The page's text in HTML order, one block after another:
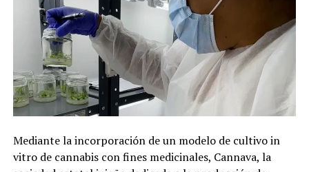
Mediante la incorporación de un modelo de cultivo in
vitro de cannabis con fines medicinales, Cannava, la